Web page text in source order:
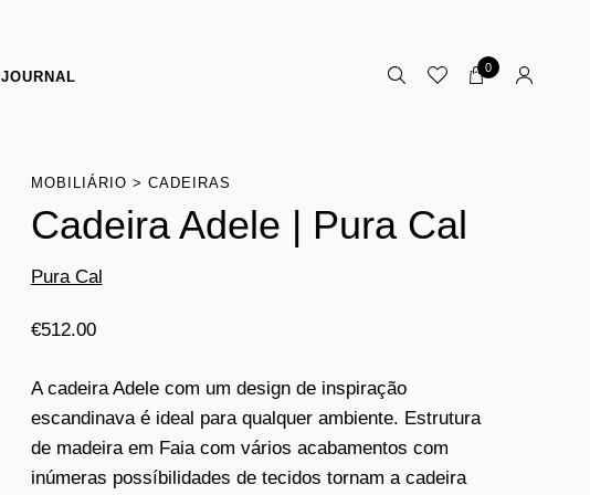
JOURNAL
0
MOBILIÁRIO CADEIRAS
Cadeira Adele | Pura Cal
Pura Cal
€512.00
A cadeira Adele com um design de inspiração
escandinava é ideal para qualquer ambiente. Estrutura
de madeira em Faia com vários acabamentos com
inúmeras possíbilidades de tecidos tornam a cadeira